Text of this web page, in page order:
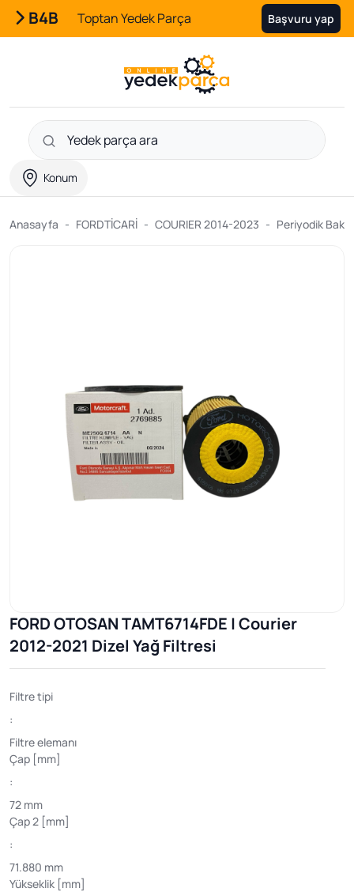
B4B Toptan Yedek Parça Başvuru yap
Konum
Anasayfa FORDTİCARİ COURIER 2014-2023 Periyodik
FORD OTOSAN TAMT6714FDE | Courier
2012-2021 Dizel Yağ Filtresi
Filtre tipi
:
Filtre elemanı
Çap [mm]
:
72 mm
Çap 2 [mm]
:
71.880 mm
Yükseklik [mm]